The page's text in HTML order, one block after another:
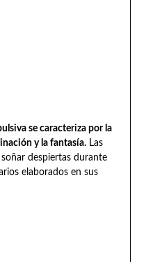
se caracteriza por la
y la fantasía.Las
despiertas durante
elaborados en sus